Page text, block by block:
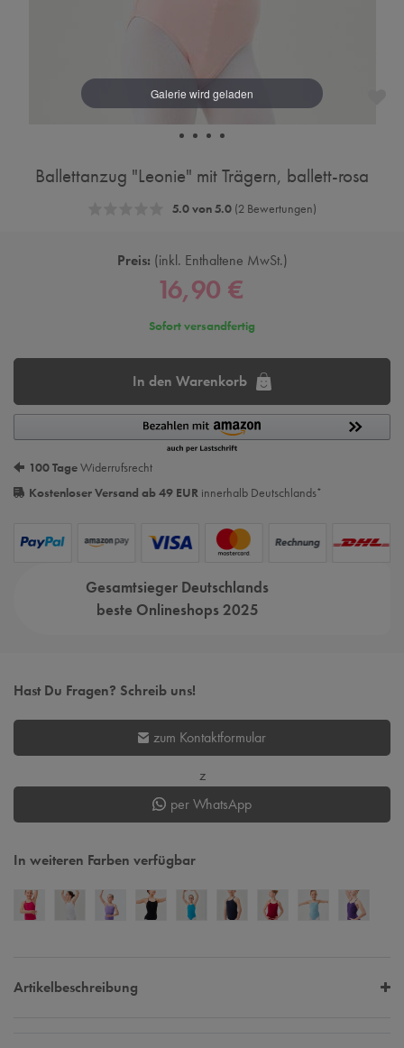
Ballettanzug "Leonie" mit Trägern, ballett-rosa
5.0 von 5.0(2 Bewertungen)
Preis: inkl. Enthaltene MwSt.
16,90 €
Sofort versandfertig
In den Warenkorb
100 TageWiderrufsrecht
Kostenloser Versand ab 49 EUR innerhalb Deutschlands*
Gesamtsieger Deutschlands
beste Onlineshops 2025
Hast Du Fragen? Schreib uns!
zum Kontaktformular
z
per WhatsApp
In weiteren Farben verfügbar
Artikelbeschreibung